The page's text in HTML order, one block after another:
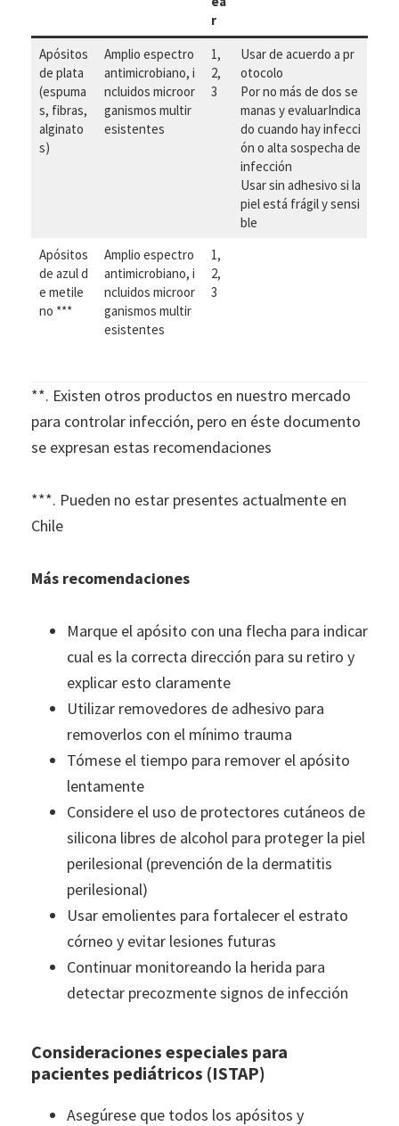
r
Apósitos
de plata
(espuma
s, fibras,
alginato
s)
Amplio espectro
antimicrobiano, i
ncluidos microor
ganismos multir
esistentes
1,
2,
3
Usar de acuerdo a pr
otocolo
Por no más de dos se
manas y evaluarIndica
do cuando hay infecci
ón o alta sospecha de
infección
Usar sin adhesivo si la
piel está frágil y sensi
ble
Apósitos
de azul d
e metile
no ***
Amplio espectro
antimicrobiano, i
ncluidos microor
ganismos multir
esistentes
1,
2,
3
**. Existen otros productos en nuestro mercado
para controlar infección, pero en éste documento
se expresan estas recomendaciones
***. Pueden no estar presentes actualmente en
Chile
Más recomendaciones
Marque el apósito con una flecha para indicar
cual es la correcta dirección para su retiro y
explicar esto claramente
Utilizar removedores de adhesivo para
removerlos con el mínimo trauma
Tómese el tiempo para remover el apósito
lentamente
Considere el uso de protectores cutáneos de
silicona libres de alcohol para proteger la piel
perilesional (prevención de la dermatitis
perilesional)
Usar emolientes para fortalecer el estrato
córneo y evitar lesiones futuras
Continuar monitoreando la herida para
detectar precozmente signos de infección
Consideraciones especiales para
pacientes pediátricos (ISTAP)
Asegúrese que todos los apósitos y